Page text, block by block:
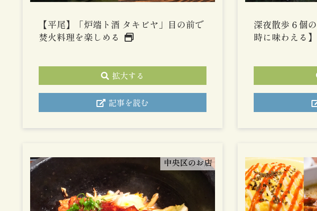
【平尾】「炉端ト酒 タキビヤ」目の前で
焚火料理を楽しめる
拡大する
記事を読む
深夜散歩６個
時に味わえる】
中央区のお店